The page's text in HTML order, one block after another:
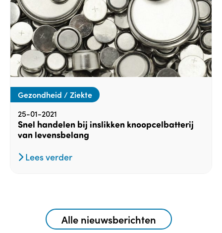
Gezondheid / Ziekte
25-01-2021
Snel handelen bij inslikken knoopcelbatterij
van levensbelang
Lees verder
Alle nieuwsberichten